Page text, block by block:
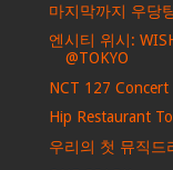
마지막까지 우당
엔시티 위시:
@TOKYO
NCT 127 Concert
Hip Restaurant
우리의 첫 뮤직드